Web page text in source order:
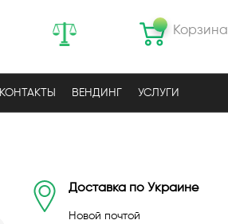
Корзина
КОНТАКТЫ ВЕНДИНГ УСЛУГИ
Доставка по Украине
Новой почтой